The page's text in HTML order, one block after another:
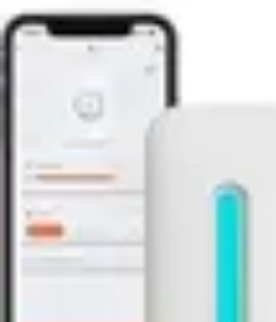
Belles Villes Monde
Inspiration de VoyageVilles à découvrir
Romantiques
Voyages et Découvertes
Belles Villes Monde